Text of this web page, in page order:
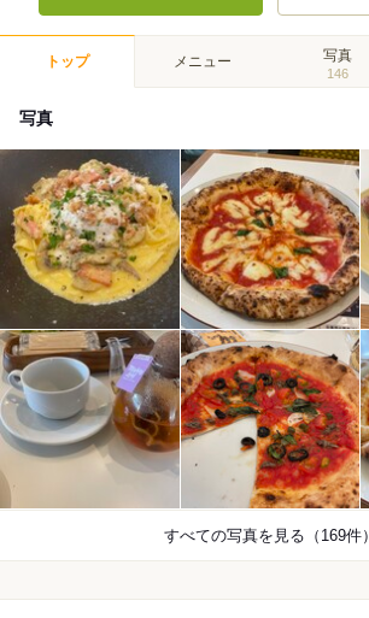
トップ メニュー 写真
146
写真
すべての写真を見る（169件）